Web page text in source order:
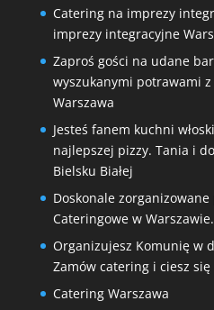
Catering na imprezy
imprezy integracyjne
Zaproś gości na udane
wyszukanymi potrawami
Warszawa
Jesteś fanem kuchni
najlepszej pizzy. Tania i
Bielsku Białej
Doskonale zorganizowane
Cateringowe w
Organizujesz Komunię w
Zamów catering i ciesz
Catering Warszawa